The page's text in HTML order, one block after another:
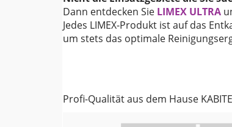
Dann entdecken Sie LIMEX ULTRA
Jedes LIMEX-Produkt ist auf das
um stets das optimale
Profi-Qualität aus dem Hause